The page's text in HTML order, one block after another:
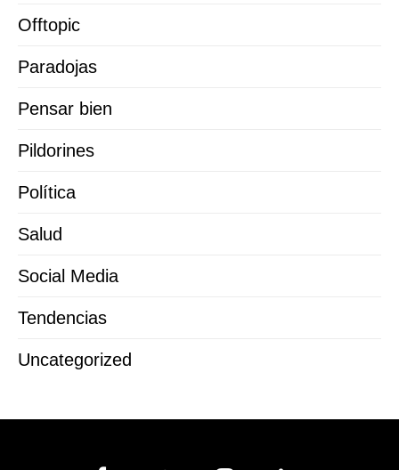
Offtopic
Paradojas
Pensar bien
Pildorines
Política
Salud
Social Media
Tendencias
Uncategorized